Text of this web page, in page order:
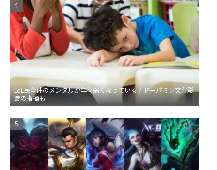
LoL民全体のメンタルが年々弱くなっている？ドーパミン文化影
響の指摘も